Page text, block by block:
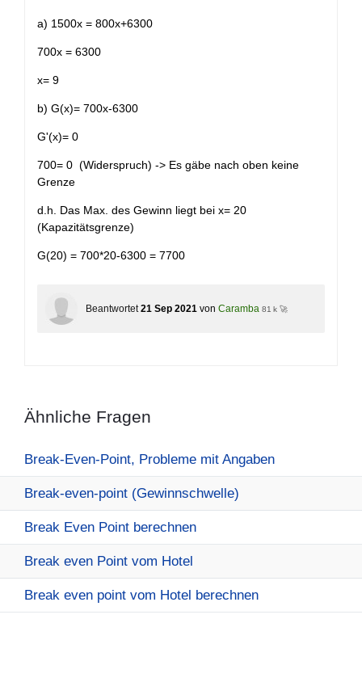
a) 1500x = 800x+6300
700x = 6300
x= 9
b) G(x)= 700x-6300
G'(x)= 0
700= 0 (Widerspruch) -> Es gäbe nach oben keine
Grenze
d.h. Das Max. des Gewinn liegt bei x= 20
(Kapazitätsgrenze)
G(20) = 700*20-6300 = 7700
Beantwortet 21 Sep 2021 von Caramba 81 k 🚀
Ähnliche Fragen
Break-Even-Point, Probleme mit Angaben
Break-even-point (Gewinnschwelle)
Break Even Point berechnen
Break even Point vom Hotel
Break even point vom Hotel berechnen